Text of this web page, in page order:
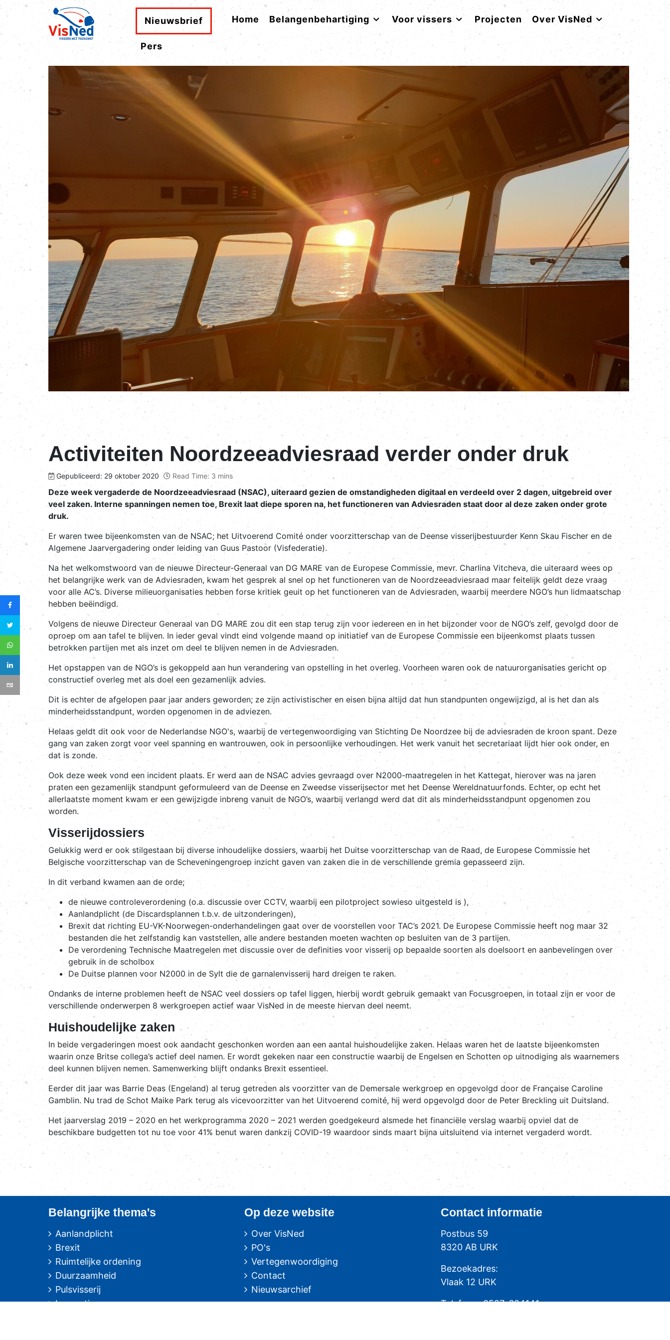
Nieuwsbrief Home Belangenbehartiging Voor vissers Projecten Over VisNed
Pers
Activiteiten Noordzeeadviesraad verder onder druk
Gepubliceerd: 29 oktober 2020 Read Time: 3 mins
Deze week vergaderde de Noordzeeadviesraad (NSAC), uiteraard gezien de omstandigheden digitaal en verdeeld over 2 dagen, uitgebreid over
veel zaken. Interne spanningen nemen toe, Brexit laat diepe sporen na, het functioneren van Adviesraden staat door al deze zaken onder grote
druk.
Er waren twee bijeenkomsten van de NSAC; het Uitvoerend Comité onder voorzitterschap van de Deense visserijbestuurder Kenn Skau Fischer en de
Algemene Jaarvergadering onder leiding van Guus Pastoor (Visfederatie).
Na het welkomstwoord van de nieuwe Directeur-Generaal van DG MARE van de Europese Commissie, mevr. Charlina Vitcheva, die uiteraard wees op
het belangrijke werk van de Adviesraden, kwam het gesprek al snel op het functioneren van de Noordzeeadviesraad maar feitelijk geldt deze vraag
voor alle AC’s. Diverse milieuorganisaties hebben forse kritiek geuit op het functioneren van de Adviesraden, waarbij meerdere NGO’s hun lidmaatschap
hebben beëindigd.
Volgens de nieuwe Directeur Generaal van DG MARE zou dit een stap terug zijn voor iedereen en in het bijzonder voor de NGO’s zelf, gevolgd door de
oproep om aan tafel te blijven. In ieder geval vindt eind volgende maand op initiatief van de Europese Commissie een bijeenkomst plaats tussen
betrokken partijen met als inzet om deel te blijven nemen in de Adviesraden.
Het opstappen van de NGO’s is gekoppeld aan hun verandering van opstelling in het overleg. Voorheen waren ook de natuurorganisaties gericht op
constructief overleg met als doel een gezamenlijk advies.
Dit is echter de afgelopen paar jaar anders geworden; ze zijn activistischer en eisen bijna altijd dat hun standpunten ongewijzigd, al is het dan als
minderheidsstandpunt, worden opgenomen in de adviezen.
Helaas geldt dit ook voor de Nederlandse NGO's, waarbij de vertegenwoordiging van Stichting De Noordzee bij de adviesraden de kroon spant. Deze
gang van zaken zorgt voor veel spanning en wantrouwen, ook in persoonlijke verhoudingen. Het werk vanuit het secretariaat lijdt hier ook onder, en
dat is zonde.
Ook deze week vond een incident plaats. Er werd aan de NSAC advies gevraagd over N2000-maatregelen in het Kattegat, hierover was na jaren
praten een gezamenlijk standpunt geformuleerd van de Deense en Zweedse visserijsector met het Deense Wereldnatuurfonds. Echter, op echt het
allerlaatste moment kwam er een gewijzigde inbreng vanuit de NGO’s, waarbij verlangd werd dat dit als minderheidsstandpunt opgenomen zou
worden.
Visserijdossiers
Gelukkig werd er ook stilgestaan bij diverse inhoudelijke dossiers, waarbij het Duitse voorzitterschap van de Raad, de Europese Commissie het
Belgische voorzitterschap van de Scheveningengroep inzicht gaven van zaken die in de verschillende gremia gepasseerd zijn.
In dit verband kwamen aan de orde;
de nieuwe controleverordening (o.a. discussie over CCTV, waarbij een pilotproject sowieso uitgesteld is ),
Aanlandplicht (de Discardsplannen t.b.v. de uitzonderingen),
Brexit dat richting EU-VK-Noorwegen-onderhandelingen gaat over de voorstellen voor TAC’s 2021. De Europese Commissie heeft nog maar 32
bestanden die het zelfstandig kan vaststellen, alle andere bestanden moeten wachten op besluiten van de 3 partijen.
De verordening Technische Maatregelen met discussie over de definities voor visserij op bepaalde soorten als doelsoort en aanbevelingen over
gebruik in de scholbox
De Duitse plannen voor N2000 in de Sylt die de garnalenvisserij hard dreigen te raken.
Ondanks de interne problemen heeft de NSAC veel dossiers op tafel liggen, hierbij wordt gebruik gemaakt van Focusgroepen, in totaal zijn er voor de
verschillende onderwerpen 8 werkgroepen actief waar VisNed in de meeste hiervan deel neemt.
Huishoudelijke zaken
In beide vergaderingen moest ook aandacht geschonken worden aan een aantal huishoudelijke zaken. Helaas waren het de laatste bijeenkomsten
waarin onze Britse collega’s actief deel namen. Er wordt gekeken naar een constructie waarbij de Engelsen en Schotten op uitnodiging als waarnemers
deel kunnen blijven nemen. Samenwerking blijft ondanks Brexit essentieel.
Eerder dit jaar was Barrie Deas (Engeland) al terug getreden als voorzitter van de Demersale werkgroep en opgevolgd door de Française Caroline
Gamblin. Nu trad de Schot Maike Park terug als vicevoorzitter van het Uitvoerend comité, hij werd opgevolgd door de Peter Breckling uit Duitsland.
Het jaarverslag 2019 – 2020 en het werkprogramma 2020 – 2021 werden goedgekeurd alsmede het financiële verslag waarbij opviel dat de
beschikbare budgetten tot nu toe voor 41% benut waren dankzij COVID-19 waardoor sinds maart bijna uitsluitend via internet vergaderd wordt.
Belangrijke thema's
Aanlandplicht
Brexit
Ruimtelijke ordening
Duurzaamheid
Pulsvisserij
Innovatie
Op deze website
Over VisNed
PO's
Vertegenwoordiging
Contact
Nieuwsarchief
Contactinformatie
Postbus 59
8320 AB URK
Bezoekadres:
Vlaak 12 URK
Telefoon: 0527-684141